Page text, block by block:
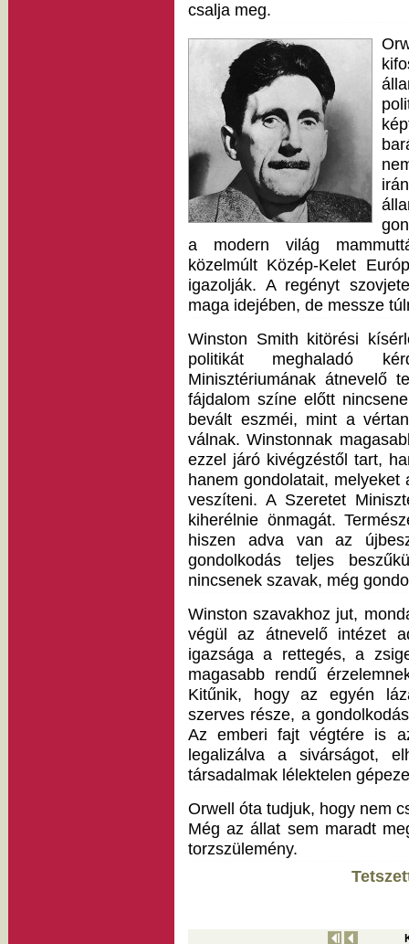
csalja meg.
a modern világ
közelmúlt Közép-Kelet
igazolják. A regényt
maga idejében, de messze
Winston Smith kitörési
politikát meghaladó
Minisztériumának átnevelő
fájdalom színe előtt
bevált eszméi, mint a
válnak. Winstonnak
ezzel járó kivégzéstől tart,
hanem gondolatait,
veszíteni. A Szeretet
kiherélnie önmagát.
hiszen adva van az
gondolkodás teljes
nincsenek szavak, még
Winston szavakhoz jut,
végül az átnevelő intézet
igazsága a rettegés, a
magasabb rendű
Kitűnik, hogy az egyén
szerves része, a
Az emberi fajt végtére is
legalizálva a sivárságot,
társadalmak lélektelen
Orwell óta tudjuk, hogy nem
Még az állat sem maradt
torzszülemény.